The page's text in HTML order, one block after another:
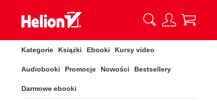
Kategorie Książki Ebooki Kursy video
Audiobooki Promocje Nowości Bestsellery
Darmowe ebooki